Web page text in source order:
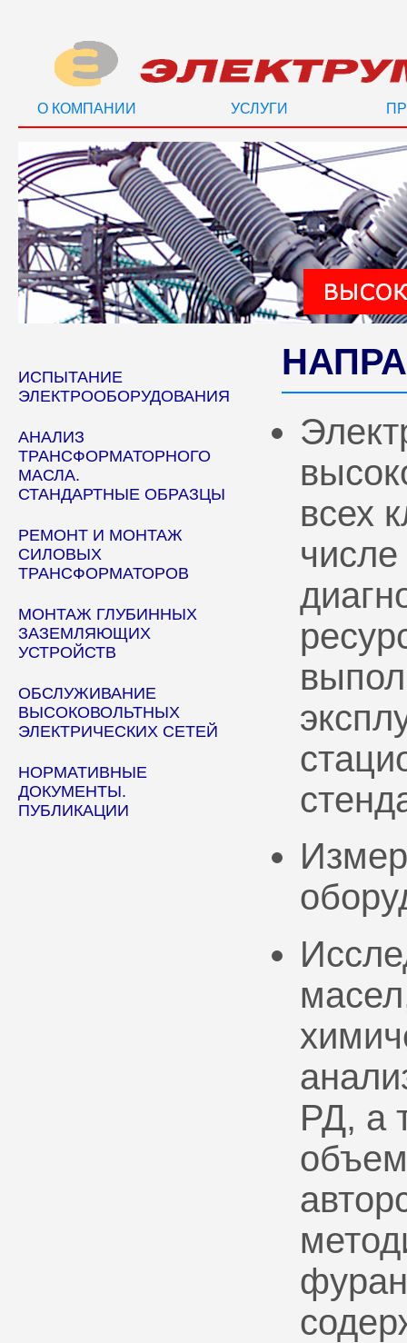
О КОМПАНИИ УСЛУГИ
ИСПЫТАНИЕ
ЭЛЕКТРООБОРУДОВАНИЯ
АНАЛИЗ
ТРАНСФОРМАТОРНОГО
МАСЛА.
СТАНДАРТНЫЕ ОБРАЗЦЫ
РЕМОНТ И МОНТАЖ
СИЛОВЫХ
ТРАНСФОРМАТОРОВ
МОНТАЖ ГЛУБИННЫХ
ЗАЗЕМЛЯЮЩИХ
УСТРОЙСТВ
ОБСЛУЖИВАНИЕ
ВЫСОКОВОЛЬТНЫХ
ЭЛЕКТРИЧЕСКИХ СЕТЕЙ
НОРМАТИВНЫЕ
ДОКУМЕНТЫ.
ПУБЛИКАЦИИ
всех
РД, а